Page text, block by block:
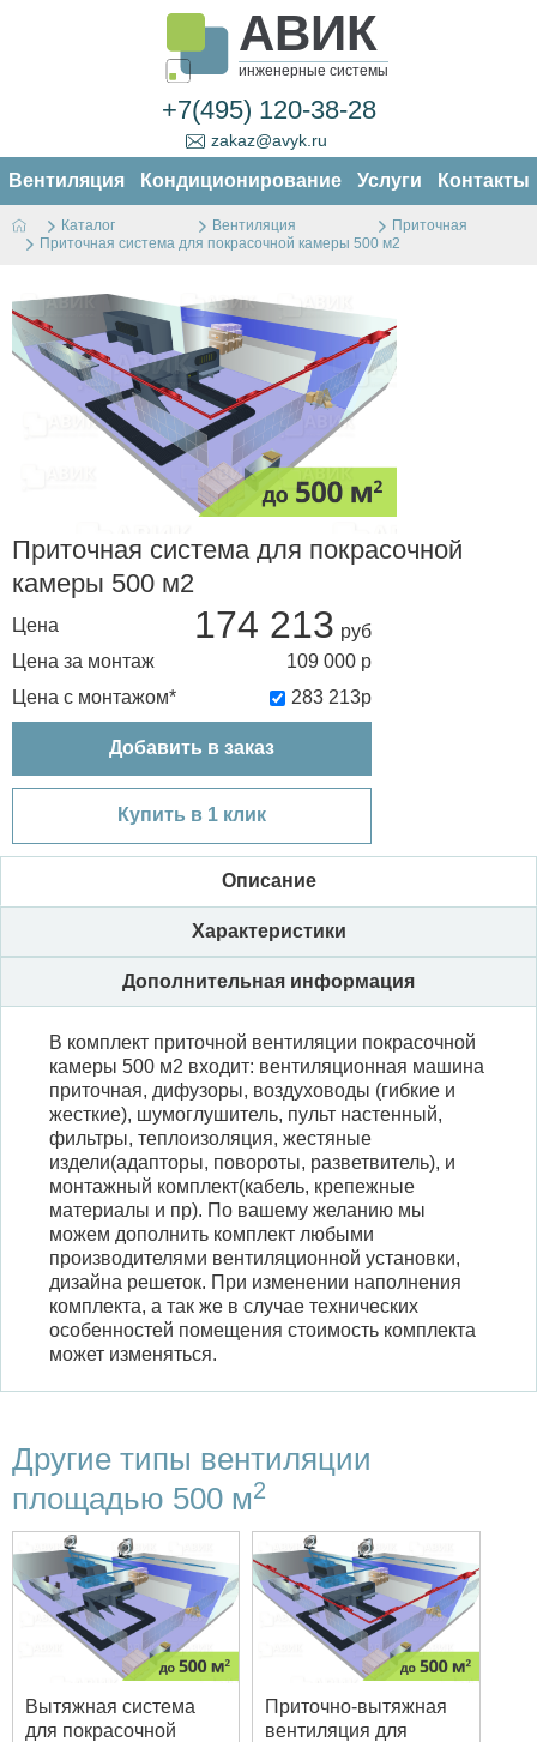
АВИК
инженерные системы
+7(495) 120-38-28
zakaz@avyk.ru
Вентиляция Кондиционирование Услуги Контакты
Каталог Вентиляция
Приточная
Приточная система для покрасочной камеры 500 м2
Приточная система для покрасочной
камеры 500 м2
Цена 174 213
Цена за монтаж 109 000 р
Цена с монтажом*
283 213р
Добавить в заказ
Купить в 1 клик
Описание
Характеристики
Дополнительная информация
В комплект приточной вентиляции покрасочной
камеры 500 м2 входит: вентиляционная машина
приточная, дифузоры, воздуховоды (гибкие и
жесткие), шумоглушитель, пульт настенный,
фильтры, теплоизоляция, жестяные
издели(адапторы, повороты, разветвитель), и
монтажный комплект(кабель, крепежные
материалы и пр). По вашему желанию мы
можем дополнить комплект любыми
производителями вентиляционной установки,
дизайна решеток. При изменении наполнения
комплекта, а так же в случае технических
особенностей помещения стоимость комплекта
может изменяться.
Другие типы вентиляции
площадью 500 м2
Вытяжная система
для покрасочной
Приточно-вытяжная
вентиляция для